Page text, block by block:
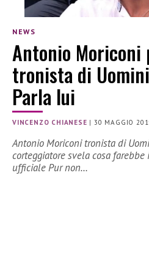
NEWS
Antonio Moriconi
tronista di
Parla lui
VINCENZO CHIANESE |30 MAGGIO
Antonio Moriconi tronista di
corteggiatore svela cosa
ufficiale Pur non…